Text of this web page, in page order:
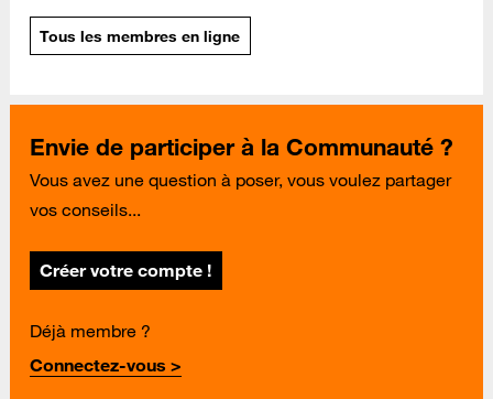
Tous les membres en ligne
Envie de participer à la Communauté ?
Vous avez une question à poser, vous voulez partager
vos conseils...
Créer votre compte !
Déjà membre ?
Connectez-vous >